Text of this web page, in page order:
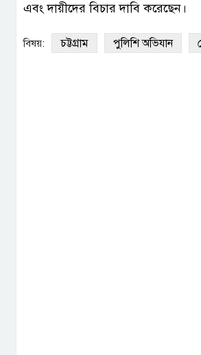
এবং দায়ীদের বিচার দাবি করেছেন।
বিষয়: চট্টগ্রাম পুলিশি অভিযান